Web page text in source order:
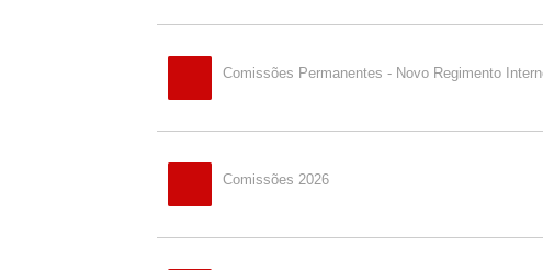
Comissões Permanentes - Novo Regimento
Comissões 2026